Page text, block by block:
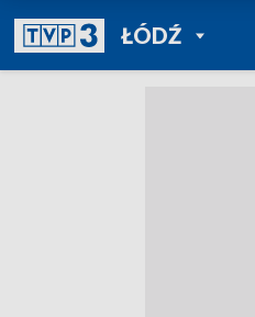
ŁÓDŹPOWRÓT DO
TVP REGIONY